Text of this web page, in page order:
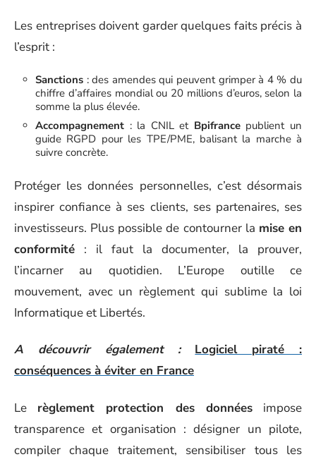
Les entreprises doivent garder quelques faits précis à
l’esprit :
Sanctions : des amendes qui peuvent grimper à 4 % du
chiffre d’affaires mondial ou 20 millions d’euros, selon la
somme la plus élevée.
Accompagnement : la CNIL et Bpifrancepublient un
guide RGPD pour les TPE/PME, balisant la marche à
suivre concrète.
Protéger les données personnelles, c’est désormais
inspirer confiance à ses clients, ses partenaires, ses
investisseurs. Plus possible de contourner la mise en
conformité : il faut la documenter, la prouver,
l’incarner au quotidien. L’Europe outille ce
mouvement, avec un règlement qui sublime la loi
Informatique et Libertés.
A découvrir également :
Logiciel piraté :
conséquences à éviter en France
Le règlement protection des donnéesimpose
transparence et organisation : désigner un pilote,
compiler chaque traitement, sensibiliser tous les